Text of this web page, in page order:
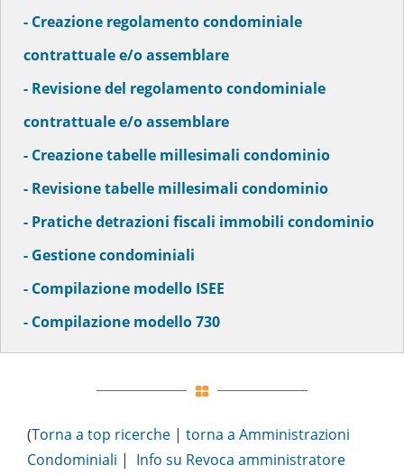
- Creazione regolamento condominiale
contrattuale e/o assemblare
- Revisione del regolamento condominiale
contrattuale e/o assemblare
- Creazione tabelle millesimali condominio
- Revisione tabelle millesimali condominio
- Pratiche detrazioni fiscali immobili condominio
- Gestione condominiali
- Compilazione modello ISEE
- Compilazione modello 730
(Torna a top ricerche | torna a Amministrazioni
Condominiali | Info su Revoca amministratore